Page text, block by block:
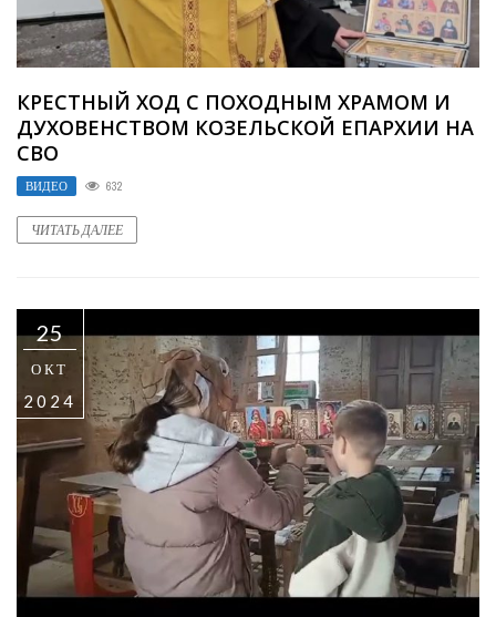
КРЕСТНЫЙ ХОД С ПОХОДНЫМ ХРАМОМ И
ДУХОВЕНСТВОМ КОЗЕЛЬСКОЙ ЕПАРХИИ НА
СВО
ВИДЕО 632
ЧИТАТЬ ДАЛЕЕ
25
ОКТ
2024